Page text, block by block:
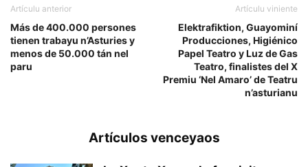
Artículu anterior
Más de 400.000 persones
tienen trabayu n’Asturies y
menos de 50.000 tán nel
paru
Artículu viniente
Elektrafiktion, Guayominí
Producciones, Higiénico
Papel Teatro y Luz de Gas
Teatro, finalistes del X
Premiu ‘Nel Amaro’ de Teatru
n’asturianu
Artículos venceyaos